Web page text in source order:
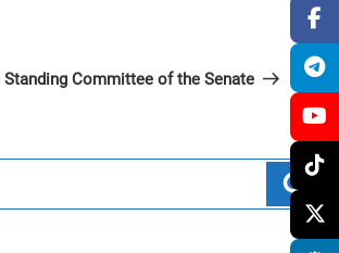
Committee of the Senate
ស្វែ